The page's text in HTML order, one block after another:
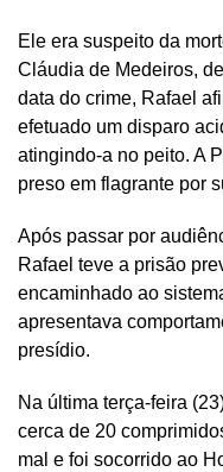
Ele era suspeito da
Cláudia de Medeiros,
data do crime, Rafael
efetuado um disparo
atingindo-a no peito. A
preso em flagrante por
Após passar por
Rafael teve a prisão
encaminhado ao
apresentava
presídio.
Na última terça-feira
cerca de 20
mal e foi socorrido ao